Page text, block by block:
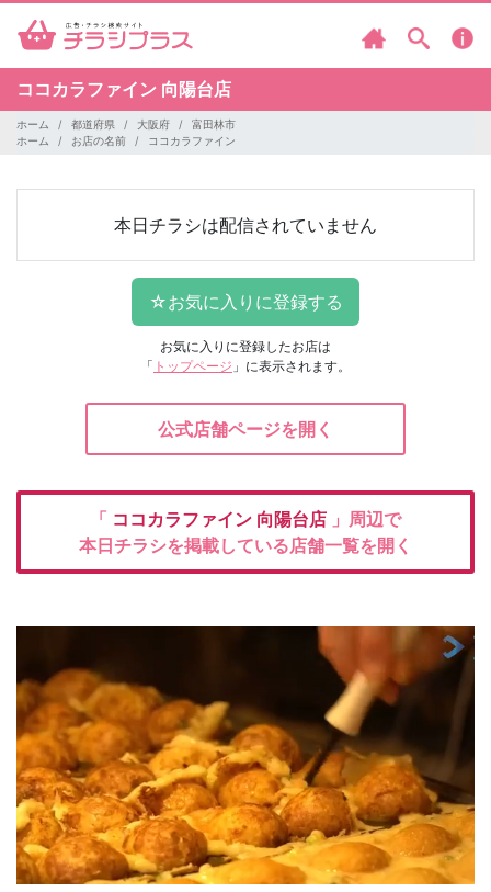
ココカラファイン 向陽台店
ホーム 都道府県 大阪府
富田林市
ホーム
お店の名前 ココカラファイン
本日チラシは配信されていません
お気に入りに登録したお店は
「 トップページ 」に表示されます。
公式店舗ページを開く
「 ココカラファイン 向陽台店 」周辺で
本日チラシを掲載している店舗一覧を開く